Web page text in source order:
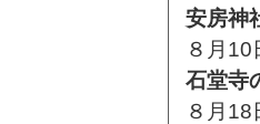
安房神
８月10
石堂寺
８月18